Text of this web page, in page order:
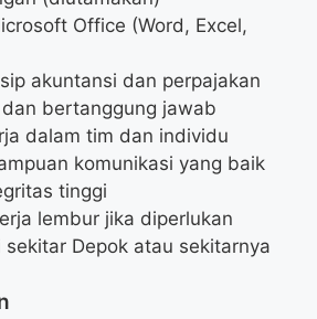
Office (Word, Excel,
akuntansi dan perpajakan
bertanggung jawab
dalam tim dan individu
komunikasi yang baik
tinggi
lembur jika diperlukan
sekitar Depok atau sekitarnya